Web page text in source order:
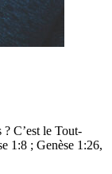
C’est le Tout-
1:8 ; Genèse 1:26,